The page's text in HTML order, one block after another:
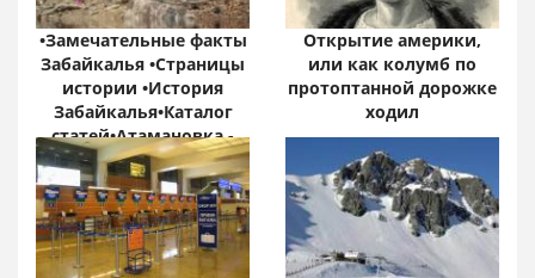
•Замечательные факты
Забайкалья •Страницы
истории •История
Забайкалья•Каталог
статей•Атамановка -
Онлайн•
Забайкальский край:
цифры и факты
Открытие америки,
или как колумб по
протоптанной дорожке
ходил